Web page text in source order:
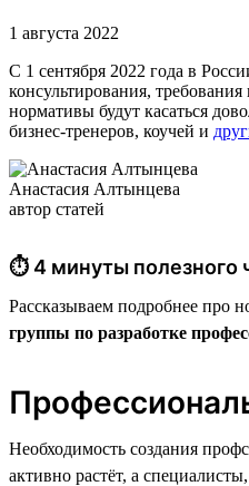
1 августа 2022
С 1 сентября 2022 года в
консультирования,
нормативы будут касаться
бизнес-тренеров, коучей и
Анастасия Алтынцева
автор статей
⏱ 4 минуты полезного
Рассказываем подробнее про
группы по разработке
Необходимость создания
активно растёт, а